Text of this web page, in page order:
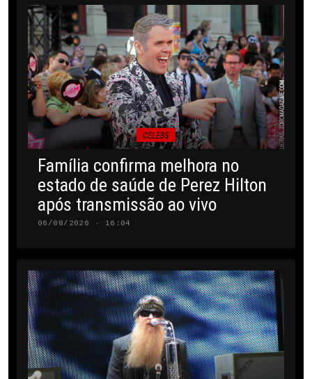
CELEBS
Família confirma melhora no
estado de saúde de Perez Hilton
após transmissão ao vivo
06/08/2026 · 16:04